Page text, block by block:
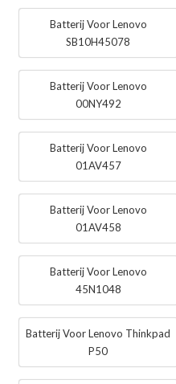
Batterij Voor Lenovo
SB10H45078
Batterij Voor Lenovo
00NY492
Batterij Voor Lenovo
01AV457
Batterij Voor Lenovo
01AV458
Batterij Voor Lenovo
45N1048
Batterij Voor Lenovo Thinkpad
P50